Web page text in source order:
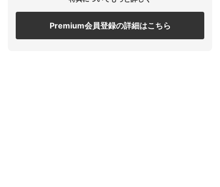
Premium会員登録の詳細はこちら